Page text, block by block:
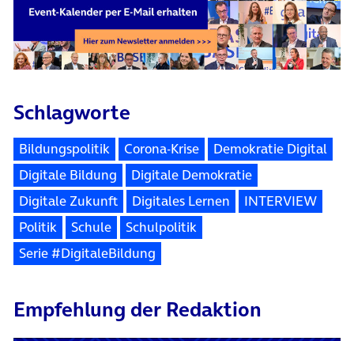
Schlagworte
Bildungspolitik Corona-Krise
Demokratie Digital
Digitale Bildung
Digitale Demokratie
Digitale Zukunft
Digitales Lernen
INTERVIEW
Politik
Schule
Schulpolitik
Serie #DigitaleBildung
Empfehlung der Redaktion